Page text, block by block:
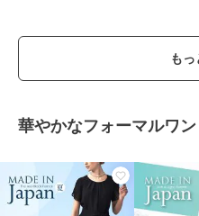
もっ
華やかなフォーマルワ